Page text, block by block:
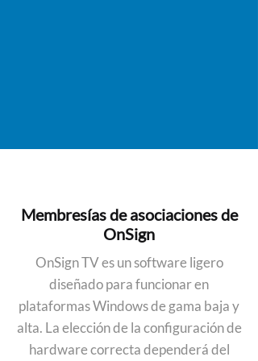
Membresías de asociaciones de
OnSign
OnSign TV es un software ligero
diseñado para funcionar en
plataformas Windows de gama baja y
alta. La elección de la configuración de
hardware correcta dependerá del